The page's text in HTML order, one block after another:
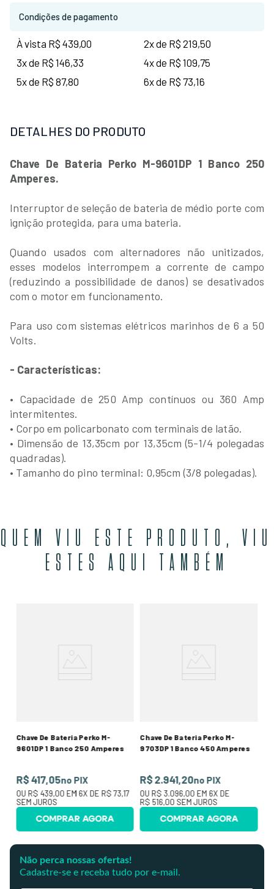
Condições de pagamento
À vista R$ 439,00
2x de R$ 219,50
3x de R$ 146,33
4x de R$ 109,75
5x de R$ 87,80
6x de R$ 73,16
DETALHES DO PRODUTO
Chave De Bateria Perko M-9601DP 1 Banco 250
Amperes.
Interruptor de seleção de bateria de médio porte com
ignição protegida, para uma bateria.
Quando usados com alternadores não unitizados,
esses modelos interrompem a corrente de campo
(reduzindo a possibilidade de danos) se desativados
com o motor em funcionamento.
Para uso com sistemas elétricos marinhos de 6 a 50
Volts.
- Características:
• Capacidade de 250 Amp contínuos ou 360 Amp
intermitentes.
• Corpo em policarbonato com terminais de latão.
• Dimensão de 13,35cm por 13,35cm (5-1/4 polegadas
quadradas).
• Tamanho do pino terminal: 0,95cm (3/8 polegadas).
QUEM VIU ESTE PRODUTO, VIU
ESTES AQUI TAMBÉM
Chave De Bateria Perko M-
9601DP 1 Banco 250 Amperes
R$ 417,05no PIX
OU R$ 439,00 EM 6X DE R$ 73,17
SEM JUROS
COMPRAR AGORA
Chave De Bateria Perko M-
9703DP 1 Banco 450 Amperes
R$ 2.941,20no PIX
OU R$ 3.096,00 EM 6X DE
R$ 516,00 SEM JUROS
COMPRAR AGORA
Não perca nossas ofertas!
Cadastre-se e receba tudo por e-mail.